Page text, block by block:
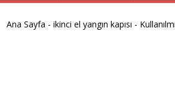
Ana Sayfa -ikinci el yangın kapısı -